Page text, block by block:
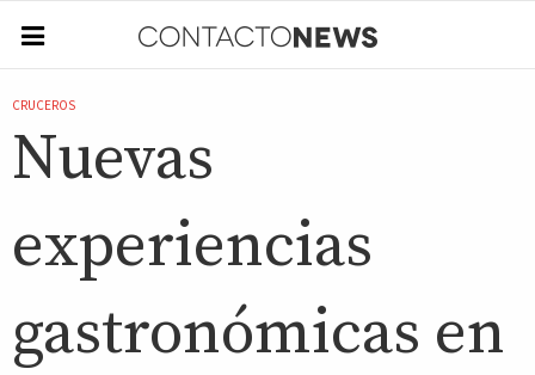
CRUCEROS
Nuevas
experiencias
gastronómicas en